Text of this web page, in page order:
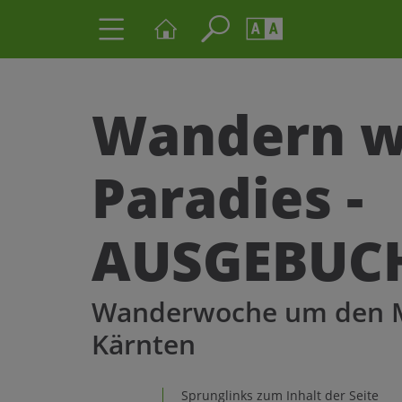
A A
Wandern
Paradies -
Wanderwoche um den
Kärnten
Sprunglinks zum Inhalt der Seite